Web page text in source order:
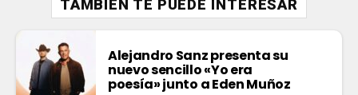
TAMBIÉN TE PUEDE INTERESAR
Alejandro Sanz presenta su
nuevo sencillo «Yo era
poesía» junto a Eden Muñoz